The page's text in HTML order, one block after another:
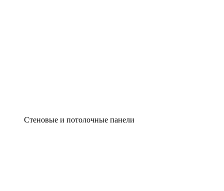
Стеновые и потолочные панели